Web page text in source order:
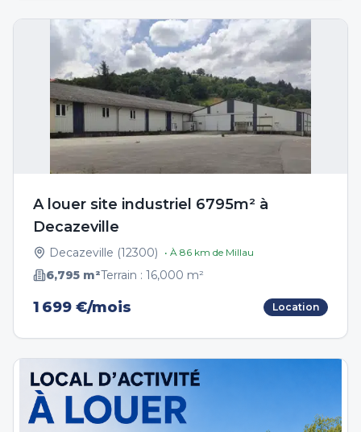
A louer site industriel 6795m² à
Decazeville
Decazeville (12300) • À 86 km de Millau
6,795 m²Terrain : 16,000 m²
1 699 €/mois Location